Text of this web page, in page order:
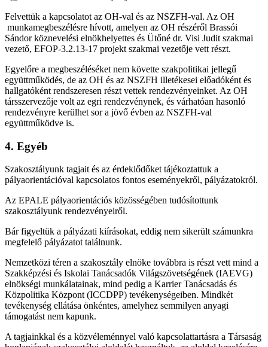
Felvettük a kapcsolatot az OH-val és az NSZFH-val. Az OH
munkamegbeszélésre hívott, amelyen az OH részéről Brassói
Sándor köznevelési elnökhelyettes és Ütőné dr. Visi Judit szakmai
vezető, EFOP-3.2.13-17 projekt szakmai vezetője vett részt.
Egyelőre a megbeszéléséket nem követte szakpolitikai jellegű
együttműködés, de az OH és az NSZFH illetékesei előadóként és
hallgatóként rendszeresen részt vettek rendezvényeinket. Az OH
társszervezője volt az egri rendezvénynek, és várhatóan hasonló
rendezvényre kerülhet sor a jövő évben az NSZFH-val
együttműködve is.
4. Egyéb
Szakosztályunk tagjait és az érdeklődőket tájékoztattuk a
pályaorientációval kapcsolatos fontos eseményekről, pályázatokról.
Az EPALE pályaorientációs közösségében tudósítottunk
szakosztályunk rendezvényeiről.
Bár figyeltük a pályázati kiírásokat, eddig nem sikerült számunkra
megfelelő pályázatot találnunk.
Nemzetközi téren a szakosztály elnöke továbbra is részt vett mind a
Szakképzési és Iskolai Tanácsadók Világszövetségének (IAEVG)
elnökségi munkálatainak, mind pedig a Karrier Tanácsadás és
Közpolitika Központ (ICCDPP) tevékenységeiben. Mindkét
tevékenység ellátása önkéntes, amelyhez semmilyen anyagi
támogatást nem kapunk.
A tagjainkkal és a közvéleménnyel való kapcsolattartásra a Társaság